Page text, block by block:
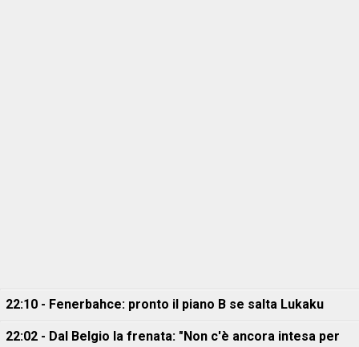
22:10 - Fenerbahce: pronto il piano B se salta Lukaku
22:02 - Dal Belgio la frenata: "Non c'è ancora intesa per